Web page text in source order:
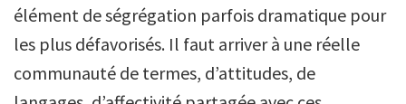
élément de ségrégation parfois dramatique pour
les plus défavorisés. Il faut arriver à une réelle
communauté de termes, d’attitudes, de